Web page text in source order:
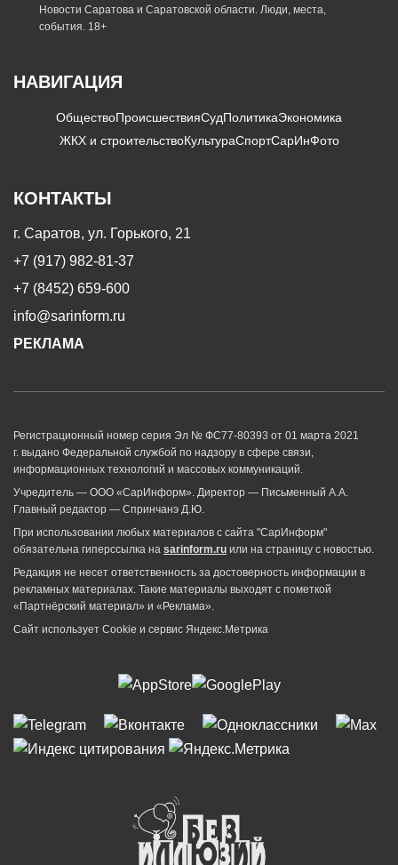
Новости Саратова и Саратовской области. Люди, места,
события. 18+
НАВИГАЦИЯ
ОбществоПроисшествияСудПолитикаЭкономика
ЖКХ и строительствоКультураСпортСарИнФото
КОНТАКТЫ
г. Саратов, ул. Горького, 21
+7 (917) 982-81-37
+7 (8452) 659-600
info@sarinform.ru
РЕКЛАМА
Регистрационный номер серия Эл № ФС77-80393 от 01 марта 2021
г. выдано Федеральной службой по надзору в сфере связи,
информационных технологий и массовых коммуникаций.
Учредитель — ООО «СарИнформ». Директор — Письменный А.А.
Главный редактор — Спринчанэ Д.Ю.
При использовании любых материалов с сайта "СарИнформ"
обязательна гиперссылка на sarinform.ru или на страницу с новостью.
Редакция не несет ответственность за достоверность информации в
рекламных материалах. Такие материалы выходят с пометкой
«Партнёрский материал» и «Реклама».
Сайт использует Cookie и сервиc Яндекс.Метрика